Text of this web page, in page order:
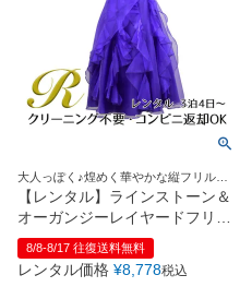
大人っぽく♪煌めく華やかな縦フリルド
レス
【レンタル】ラインストーン＆
オーガンジーレイヤードフリル
子供ドレス(HC734)パープル
8/8-8/17 往復送料無料
レンタル価格 ¥8,778税込